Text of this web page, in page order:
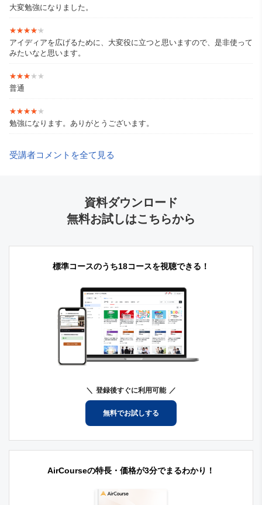
大変勉強になりました。
★★★★★
★★★★★
アイディアを広げるために、大変役に立つと思いますので、是非使って
みたいなと思います。
★★★★★
★★★★★
普通
★★★★★
★★★★★
勉強になります。ありがとうございます。
受講者コメントを全て見る
資料ダウンロード
無料お試しはこちらから
標準コースのうち18コースを視聴できる！
登録後すぐに利用可能
無料でお試しする
AirCourseの特長・価格が3分でまるわかり！